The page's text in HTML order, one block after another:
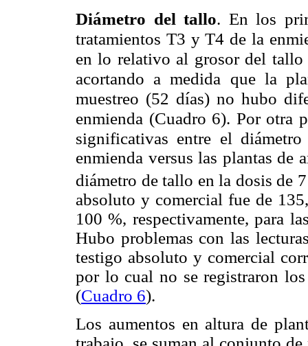
Diámetro del tallo. En los
tratamientos T3 y T4 de la
en lo relativo al grosor del tallo
acortando a medida que la
muestreo (52 días) no hubo
enmienda (Cuadro 6). Por otra
significativas entre el
enmienda versus las plantas de
diámetro de tallo en la dosis de
absoluto y comercial fue de
100 %, respectivamente, para
Hubo problemas con las
testigo absoluto y comercial
por lo cual no se registraron
(Cuadro 6).
Los aumentos en altura de